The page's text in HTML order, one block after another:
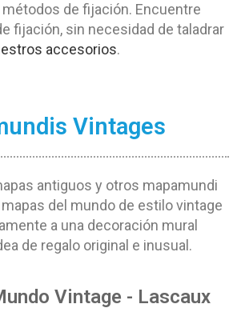
de fijación. Encuentre
fijación, sin necesidad de taladrar
accesorios.
Vintages
antiguos y otros mapamundi
del mundo de estilo vintage
a una decoración mural
de regalo original e inusual.
Vintage - Lascaux